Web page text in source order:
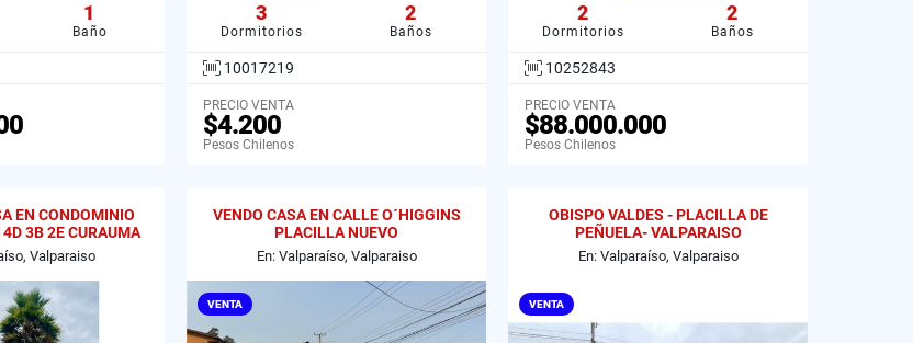
1
Baño
3
Dormitorios
2
Baños
10017219
PRECIO VENTA
$4.200
Pesos Chilenos
2
Dormitorios
2
Baños
10252843
PRECIO VENTA
$88.000.000
Pesos Chilenos
EN CONDOMINIO
3B 2E CURAUMA
Valparaiso
VENDO CASA EN CALLE O´HIGGINS
PLACILLA NUEVO
En: Valparaíso, Valparaiso
VENTA
OBISPO VALDES - PLACILLA DE
PEÑUELA- VALPARAISO
En: Valparaíso, Valparaiso
VENTA